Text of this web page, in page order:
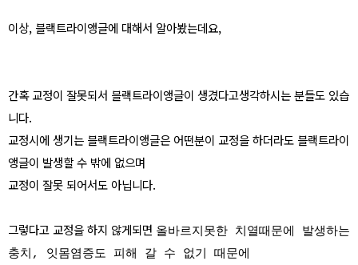
이상, 블랙트라이앵글에 대해서 알아봤는데요,
간혹 교정이 잘못되서 블랙트라이앵글이 생겼다고생각하시는 분들도 있습
니다.
교정시에 생기는 블랙트라이앵글은 어떤분이 교정을 하더라도 블랙트라이
앵글이 발생할 수 밖에 없으며
교정이 잘못 되어서도 아닙니다.
그렇다고 교정을 하지 않게되면 올바르지못한 치열때문에 발생하는
충치, 잇몸염증도 피해 갈 수 없기 때문에